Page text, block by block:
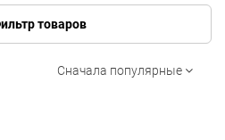
товаров
Сначала популярные